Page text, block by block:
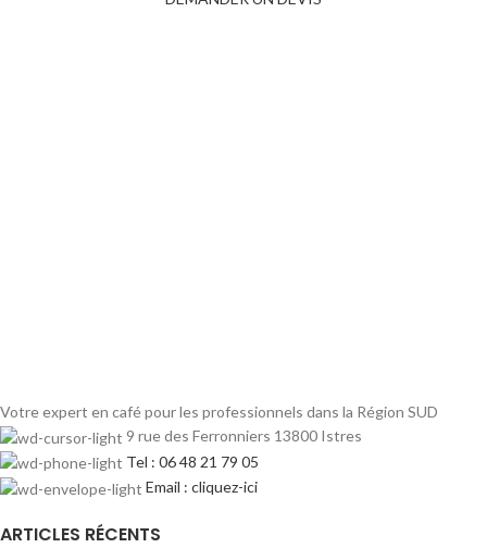
Votre expert en café pour les professionnels dans la Région SUD
9 rue des Ferronniers 13800 Istres
Tel : 06 48 21 79 05
Email : cliquez-ici
ARTICLES RÉCENTS